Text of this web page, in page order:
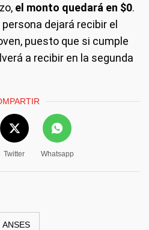
el monto quedará en $0.
dejará recibir el
puesto que si cumple
a recibir en la segunda
Twitter Whatsapp
ANSES